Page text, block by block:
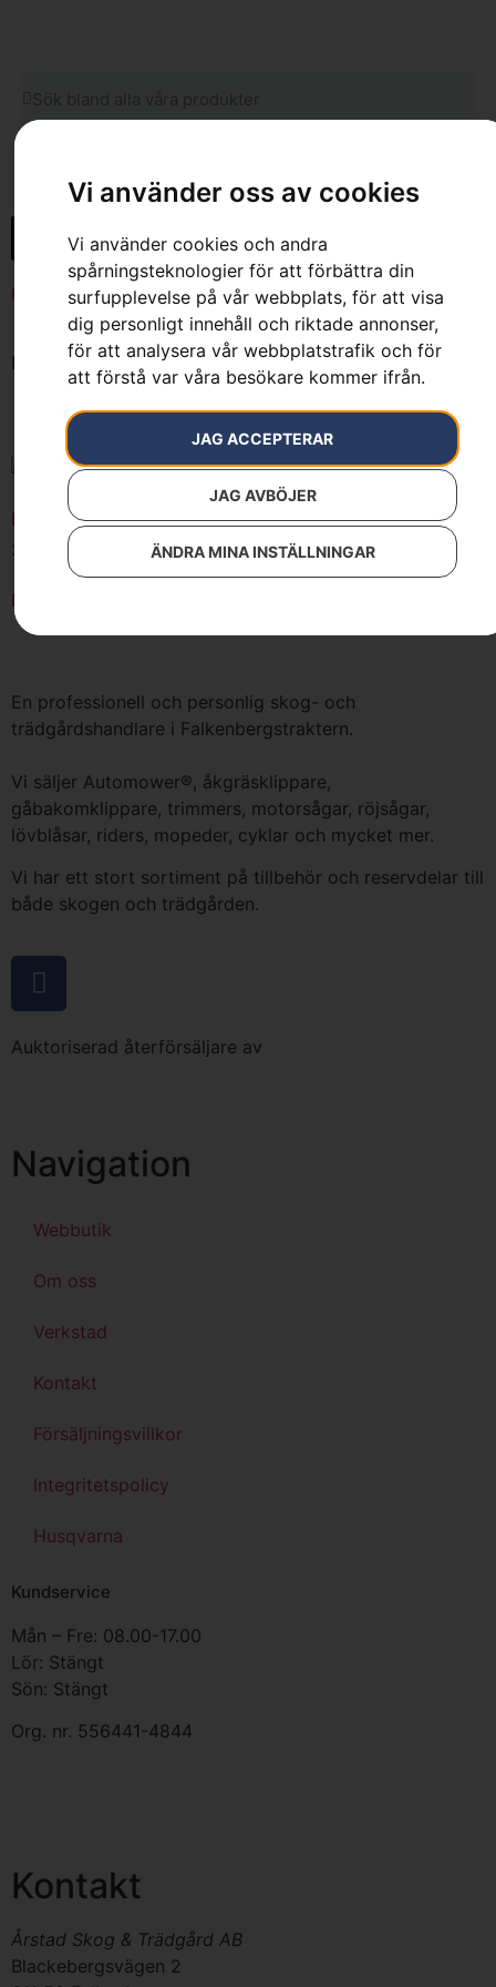
Vi använder oss av cookies
Vi använder cookies och andra
spårningsteknologier för att förbättra din
surfupplevelse på vår webbplats, för att visa
dig personligt innehåll och riktade annonser,
för att analysera vår webbplatstrafik och för
att förstå var våra besökare kommer ifrån.
JAG ACCEPTERAR
JAG AVBÖJER
ÄNDRA MINA INSTÄLLNINGAR
Hem 7391883079386
Endast ett sökresultat
Enkelsele
219
Lägg till i varukorg
En professionell och personlig skog- och
trädgårdshandlare i Falkenbergstraktern.
Vi säljer Automower®, åkgräsklippare,
gåbakomklippare, trimmers, motorsågar, röjsågar,
lövblåsar, riders, mopeder, cyklar och mycket mer.
Vi har ett stort sortiment på tillbehör och reservdelar till
både skogen och trädgården.
Auktoriserad återförsäljare av
Navigation
Webbutik
Om oss
Verkstad
Kontakt
Försäljningsvillkor
Integritetspolicy
Husqvarna
Kundservice
Mån – Fre: 08.00-17.00
Lör: Stängt
Sön: Stängt
Org. nr. 556441-4844
Kontakt
Årstad Skog & Trädgård AB
Blackebergsvägen 2